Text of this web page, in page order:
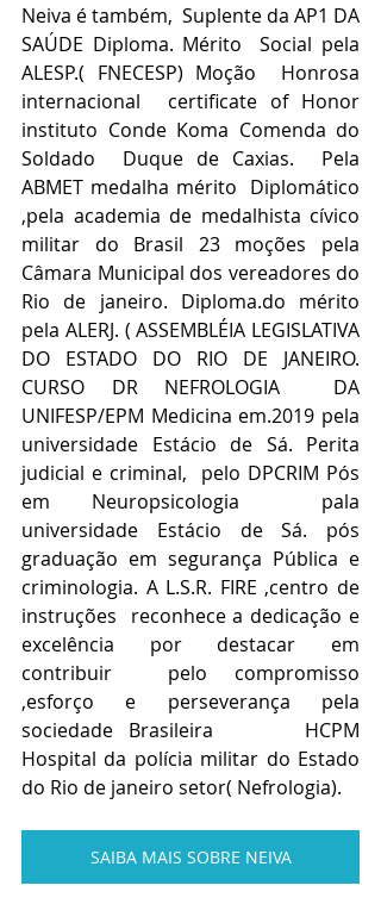
Neiva é também, Suplente da AP1 DA
SAÚDE Diploma. Mérito  Social pela
ALESP.( FNECESP) Moção  Honrosa
internacional  certificate of Honor
instituto Conde Koma Comenda do
Soldado  Duque de Caxias.  Pela
ABMET medalha mérito  Diplomático
,pela academia de medalhista cívico
militar do Brasil 23 moções pela
Câmara Municipal dos vereadores do
Rio de janeiro. Diploma.do mérito
pela ALERJ. ( ASSEMBLÉIA LEGISLATIVA
DO ESTADO DO RIO DE JANEIRO.
CURSO DR NEFROLOGIA  DA
UNIFESP/EPM Medicina em.2019 pela
universidade Estácio de Sá. Perita
judicial e criminal,  pelo DPCRIM Pós
em Neuropsicologia  pala
universidade Estácio de Sá. pós
graduação em segurança Pública e
criminologia. A L.S.R. FIRE ,centro de
instruções  reconhece a dedicação e
excelência por destacar em
contribuir  pelo compromisso
,esforço e perseverança pela
sociedade Brasileira      HCPM
Hospital da polícia militar do Estado
do Rio de janeiro setor( Nefrologia).
SAIBA MAIS SOBRE NEIVA